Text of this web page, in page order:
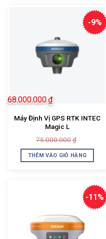
-9%
Máy Định Vị GPS RTK INTEC
Magic L
75.000.000 ₫
là:
68.000.000₫
tại
là:
THÊM VÀO GIỎ HÀNG
-11%